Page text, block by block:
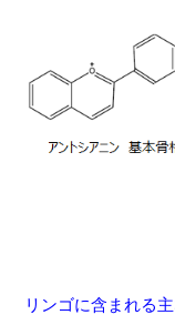
リンゴに含まれる